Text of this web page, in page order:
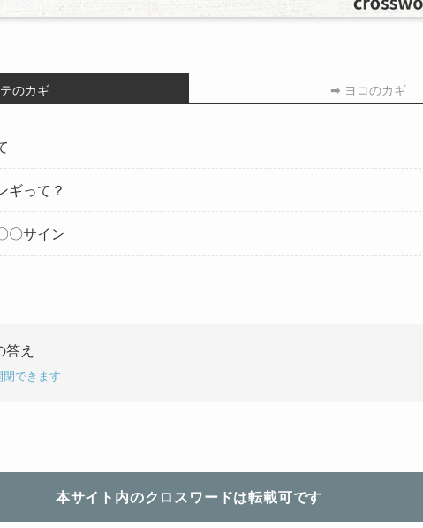
のカギ ➡ ヨコのカギ
ギって？
〇サイン
え
できます
本サイト内のクロスワードは転載可です